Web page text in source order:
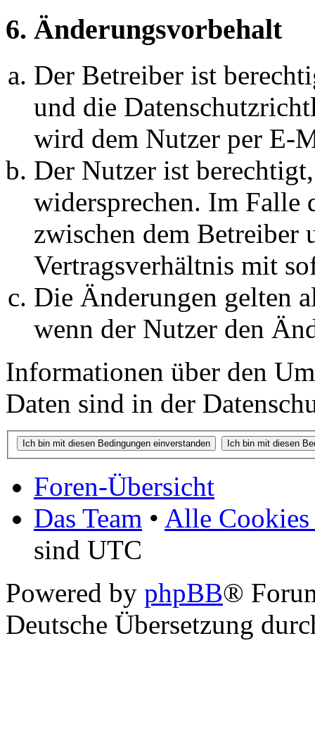
6. Änderungsvorbehalt
Der Betreiber ist
und die
wird dem Nutzer per E-
Der Nutzer ist
widersprechen. Im Falle
zwischen dem Betreiber
Vertragsverhältnis mit
Die Änderungen gelten
wenn der Nutzer den
Informationen über den
Daten sind in der
Foren-Übersicht
Das Team • Alle Cookies
sind UTC
Powered by phpBB®
Deutsche Übersetzung